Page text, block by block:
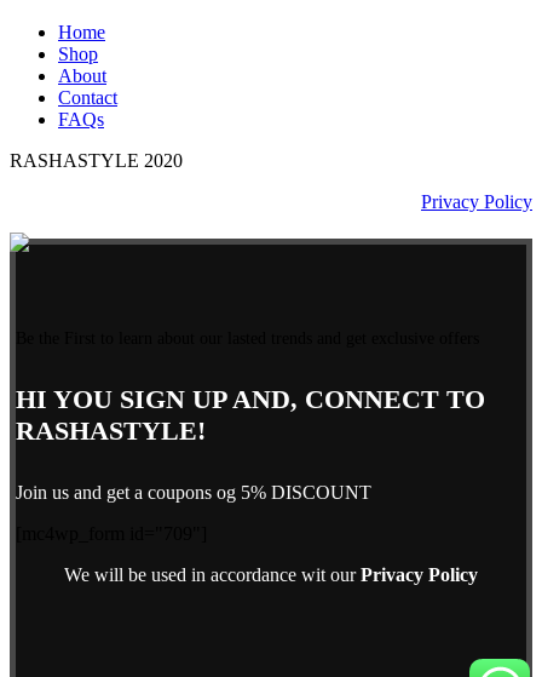
Home
Shop
About
Contact
FAQs
RASHASTYLE 2020
Privacy Policy
HI YOU SIGN UP AND, CONNECT TO
RASHASTYLE!
Join us and get a coupons og 5% DISCOUNT
We will be used in accordance wit ourPrivacy Policy